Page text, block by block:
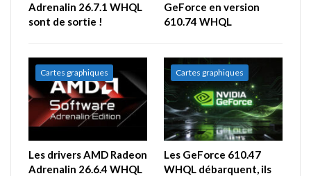
Adrenalin 26.7.1 WHQL
sont de sortie !
GeForce en version
610.74 WHQL
Cartes graphiques
Les drivers AMD Radeon
Adrenalin 26.6.4 WHQL
Cartes graphiques
Les GeForce 610.47
WHQL débarquent, ils